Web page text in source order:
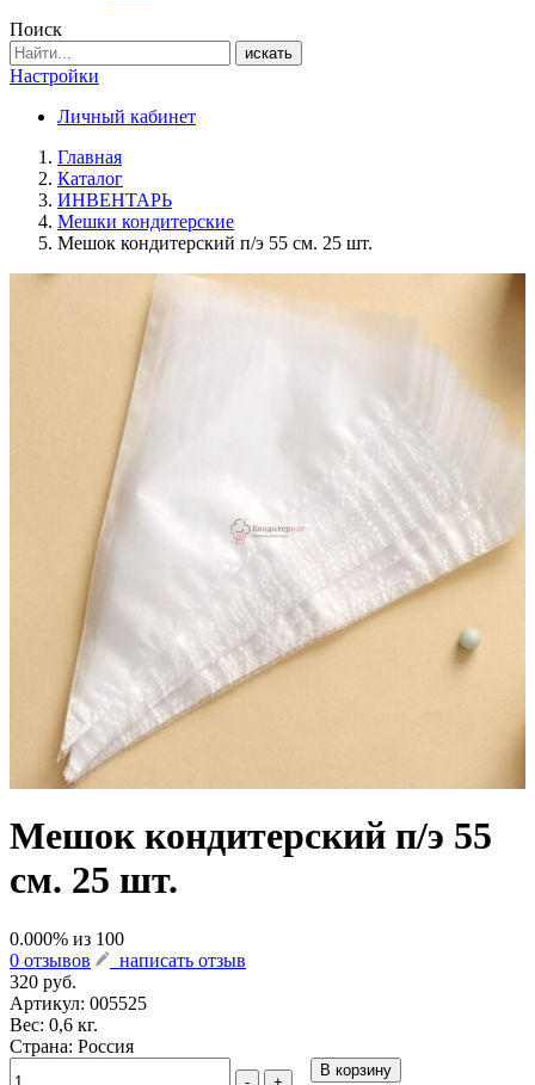
Поиск
искать
Настройки
Личный кабинет
Главная
Каталог
ИНВЕНТАРЬ
Мешки кондитерские
Мешок кондитерский п/э 55 см. 25 шт.
Мешок кондитерский п/э 55
см. 25 шт.
0.000% из 100
0 отзывов
написать отзыв
320 руб.
Артикул: 005525
Вес: 0,6 кг.
Страна: Россия
В корзину